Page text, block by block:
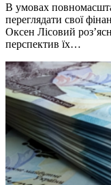
В умовах
переглядати свої
Оксен Лісовий
перспектив їх…